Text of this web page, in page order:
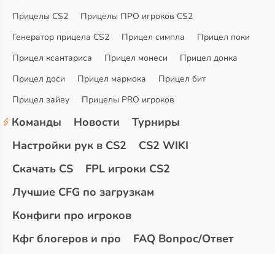
Прицелы CS2
Прицелы ПРО игроков CS2
Генератор прицела CS2
Прицел симпла
Прицел поки
Прицел ксантариса
Прицел монеси
Прицел донка
Прицел доси
Прицел мармока
Прицел бит
Прицел зайву
Прицелы PRO игроков
Команды Новости
Турниры
Настройки рук в CS2
CS2 WIKI
Скачать CS
FPL игроки CS2
Лучшие CFG по загрузкам
Конфиги про игроков
Кфг блогеров и про
FAQ Вопрос/Ответ